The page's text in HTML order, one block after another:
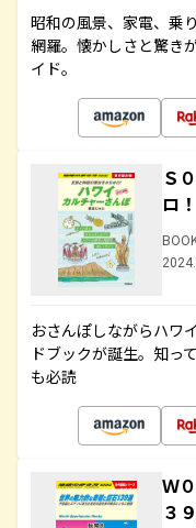
昭和の風景、家電、乗
網羅。懐かしさと驚き
イド。
Ｓ
ロ
おさんぽしながらハワ
ドブックが誕生。知っ
も必読
Ｗ
３